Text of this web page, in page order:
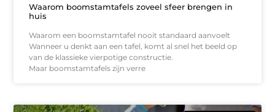
Waarom boomstamtafels zoveel sfeer brengen in
huis
Waarom een boomstamtafel nooit standaard aanvoelt
Wanneer u denkt aan een tafel, komt al snel het beeld op
van de klassieke vierpotige constructie.
Maar boomstamtafels zijn verre